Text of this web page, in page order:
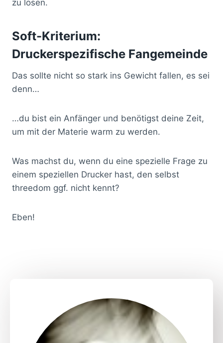
zu lösen.
Soft-Kriterium:
Druckerspezifische Fangemeinde
Das sollte nicht so stark ins Gewicht fallen, es sei
denn…
…du bist ein Anfänger und benötigst deine Zeit,
um mit der Materie warm zu werden.
Was machst du, wenn du eine spezielle Frage zu
einem speziellen Drucker hast, den selbst
threedom ggf. nicht kennt?
Eben!